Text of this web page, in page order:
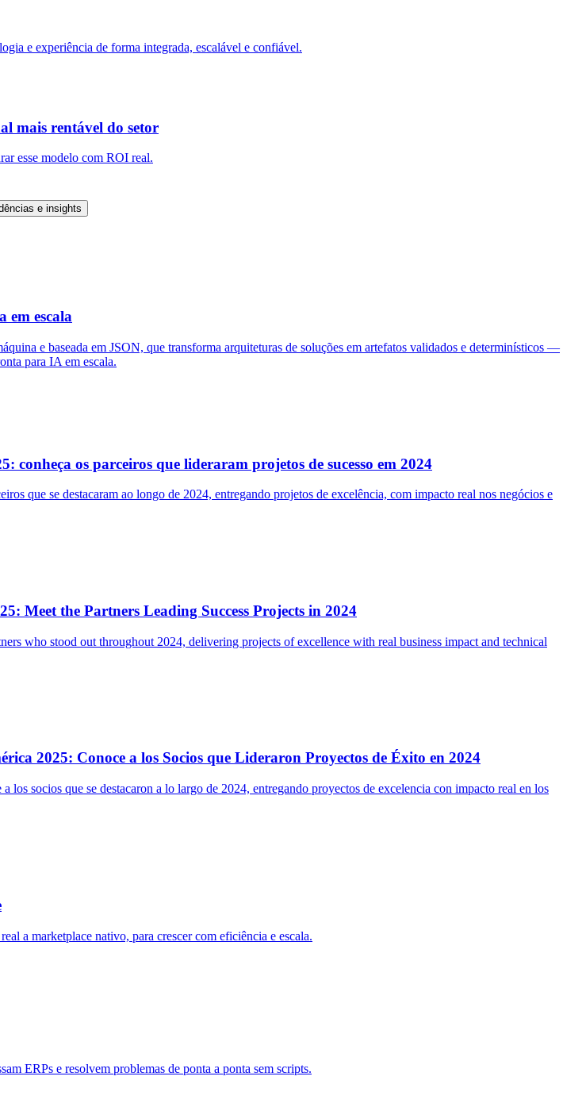
e experiência de forma integrada, escalável e confiável.
mais rentável do setor
esse modelo com ROI real.
e insights
em escala
e baseada em JSON, que transforma arquiteturas de soluções em artefatos validados e determinísticos —
para IA em escala.
os parceiros que lideraram projetos de sucesso em 2024
que se destacaram ao longo de 2024, entregando projetos de excelência, com impacto real nos negócios e
Meet the Partners Leading Success Projects in 2024
who stood out throughout 2024, delivering projects of excellence with real business impact and technical
2025: Conoce a los Socios que Lideraron Proyectos de Éxito en 2024
socios que se destacaron a lo largo de 2024, entregando proyectos de excelencia con impacto real en los
a marketplace nativo, para crescer com eficiência e escala.
ERPs e resolvem problemas de ponta a ponta sem scripts.